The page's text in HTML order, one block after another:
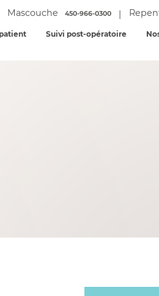
Mascouche 450-966-0300 |
Suivi post-opératoire